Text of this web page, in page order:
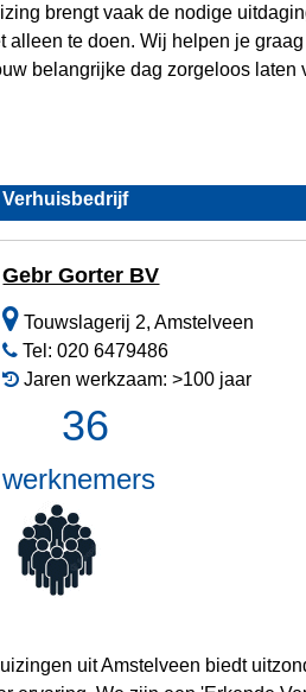
brengt vaak de nodige
te doen. Wij helpen je
belangrijke dag zorgeloos laten
Verhuisbedrijf
Gebr Gorter BV
Touwslagerij 2, Amstelveen
Tel: 020 6479486
Jaren werkzaam: >100 jaar
36
werknemers
uit Amstelveen biedt